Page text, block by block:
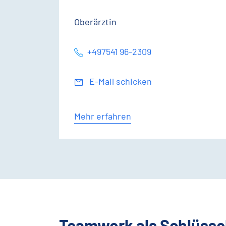
Oberärztin
+497541 96-2309
E-Mail schicken
Mehr erfahren